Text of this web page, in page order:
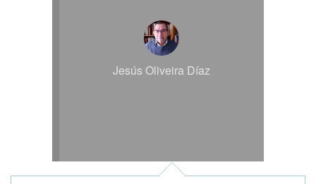
Jesús Oliveira Díaz